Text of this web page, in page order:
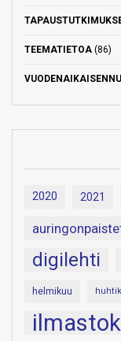
TEEMATIETOA (86)
2020 2021
digilehti
helmikuu